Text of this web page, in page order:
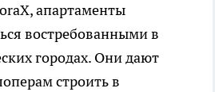
апартаменты
востребованными в
городах. Они дают
строить в